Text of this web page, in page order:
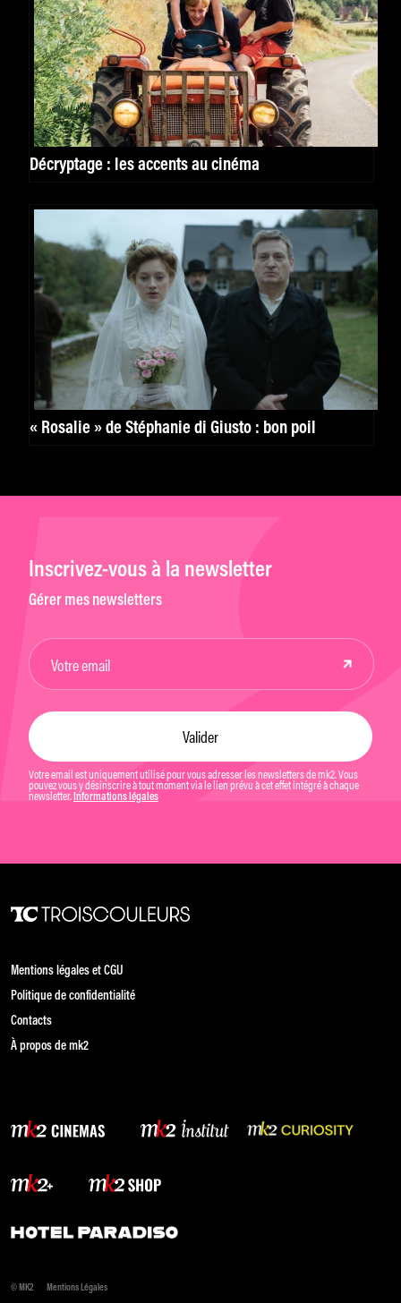
Décryptage : les accents au cinéma
« Rosalie » de Stéphanie di Giusto : bon poil
Inscrivez-vous à la newsletter
Gérer mes newsletters
Votre email est uniquement utilisé pour vous adresser les newsletters de mk2. Vous
pouvez vous y désinscrire à tout moment via le lien prévu à cet effet intégré à chaque
newsletter. Informations légales
Mentions légales et CGU
Politique de confidentialité
Contacts
À propos de mk2
© MK2 Mentions Légales